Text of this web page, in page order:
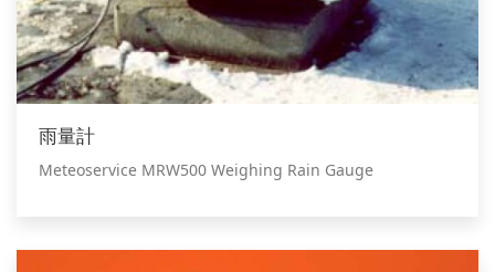
雨量計
Meteoservice MRW500 Weighing Rain Gauge